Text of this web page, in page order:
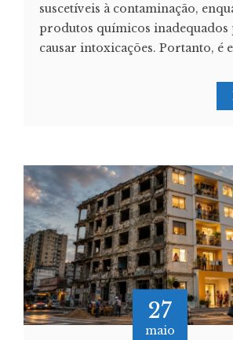
suscetíveis à contaminação,
produtos químicos inadequados
causar intoxicações. Portanto, é
27
maio